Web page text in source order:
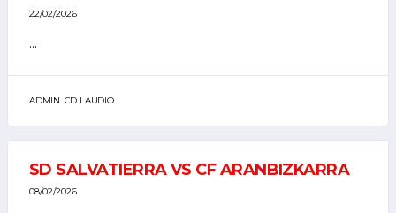
22/02/2026
...
ADMIN. CD LAUDIO
SD SALVATIERRA VS CF ARANBIZKARRA
08/02/2026